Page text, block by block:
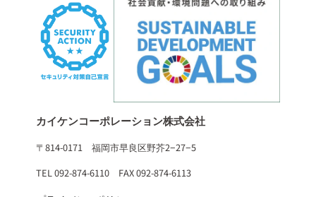
カイケンコーポレーション株式会社
〒814-0171 福岡市早良区野芥2−27−5
TEL 092-874-6110 FAX 092-874-6113